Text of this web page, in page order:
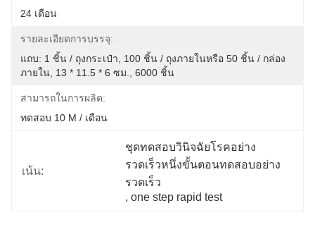
24 เดือน
รายละเอียดการบรรจุ:
แถบ: 1 ชิ้น / ถุงกระเป๋า, 100 ชิ้น / ถุงภายในหรือ 50 ชิ้น / กล่อง
ภายใน, 13 * 11.5 * 6 ซม., 6000 ชิ้น
สามารถในการผลิต:
ทดสอบ 10 M / เดือน
เน้น:
ชุดทดสอบวินิจฉัยโรคอย่าง
รวดเร็วหนึ่งขั้นตอนทดสอบอย่าง
รวดเร็ว
, one step rapid test